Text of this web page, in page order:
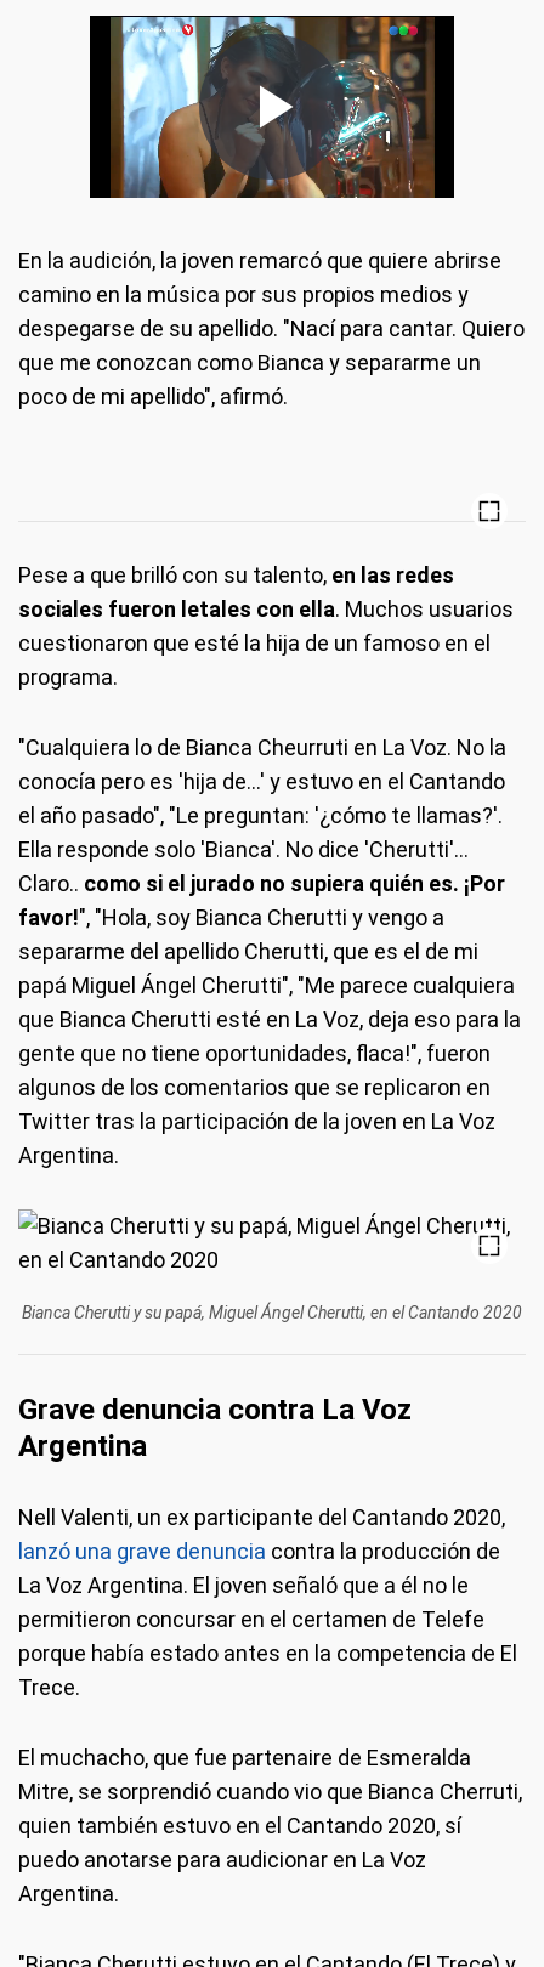
En la audición, la joven remarcó que quiere abrirse
camino en la música por sus propios medios y
despegarse de su apellido. "Nací para cantar. Quiero
que me conozcan como Bianca y separarme un
poco de mi apellido", afirmó.
Pese a que brilló con su talento, en las redes
sociales fueron letales con ella. Muchos usuarios
cuestionaron que esté la hija de un famoso en el
programa.
"Cualquiera lo de Bianca Cheurruti en La Voz. No la
conocía pero es 'hija de...' y estuvo en el Cantando
el año pasado", "Le preguntan: '¿cómo te llamas?'.
Ella responde solo 'Bianca'. No dice 'Cherutti'...
Claro.. como si el jurado no supiera quién es. ¡Por
favor!", "Hola, soy Bianca Cherutti y vengo a
separarme del apellido Cherutti, que es el de mi
papá Miguel Ángel Cherutti", "Me parece cualquiera
que Bianca Cherutti esté en La Voz, deja eso para la
gente que no tiene oportunidades, flaca!", fueron
algunos de los comentarios que se replicaron en
Twitter tras la participación de la joven en La Voz
Argentina.
Bianca Cherutti y su papá, Miguel Ángel Cherutti, en el Cantando 2020
Grave denuncia contra La Voz
Argentina
Nell Valenti, un ex participante del Cantando 2020,
lanzó una grave denuncia contra la producción de
La Voz Argentina. El joven señaló que a él no le
permitieron concursar en el certamen de Telefe
porque había estado antes en la competencia de El
Trece.
El muchacho, que fue partenaire de Esmeralda
Mitre, se sorprendió cuando vio que Bianca Cherruti,
quien también estuvo en el Cantando 2020, sí
puedo anotarse para audicionar en La Voz
Argentina.